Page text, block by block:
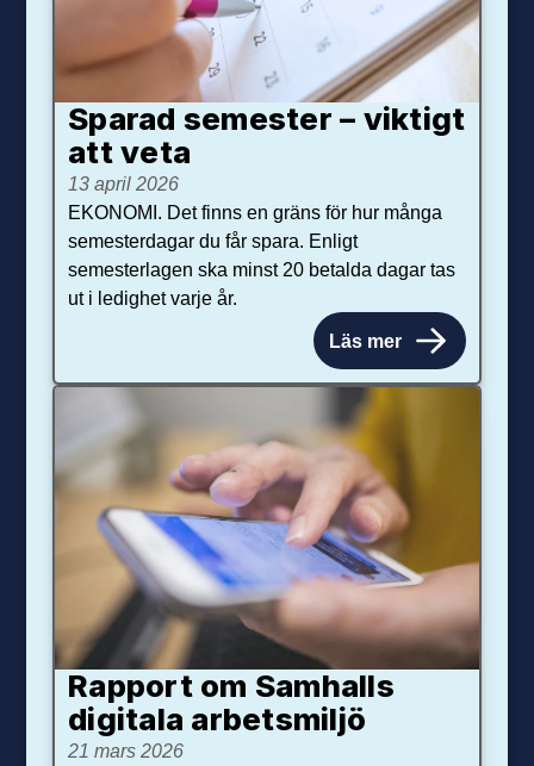
Sparad semester – viktigt
att veta
13 april 2026
EKONOMI. Det finns en gräns för hur många
semesterdagar du får spara. Enligt
semesterlagen ska minst 20 betalda dagar tas
ut i ledighet varje år.
Läs mer
Rapport om Samhalls
digitala arbetsmiljö
21 mars 2026